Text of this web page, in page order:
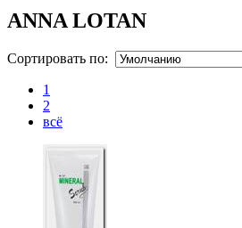
ANNA LOTAN
Сортировать по:
1
2
всё